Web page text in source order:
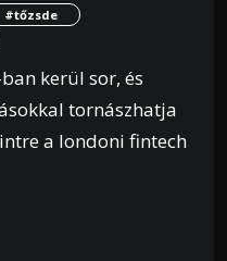
#tőzsde
kerül sor, és
tornászhatja
a londoni fintech